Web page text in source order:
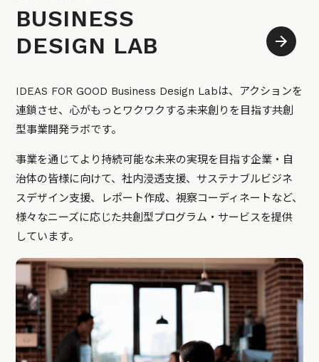
BUSINESS
DESIGN LAB
IDEAS FOR GOOD Business Design Labは、アクションを
連鎖させ、心がもっとワクワクする未来創りを目指す共創
型事業開発ラボです。
事業を通じてより持続可能な未来の実現を目指す企業・自
治体の皆様に向けて、社内浸透支援、サステナブルビジネ
スデザイン支援、レポート作成、視察コーディネートなど、
様々なニーズに応じた共創型プログラム・サービスを提供
しています。